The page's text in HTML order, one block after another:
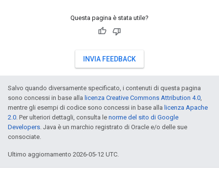
Questa pagina è stata utile?
INVIA FEEDBACK
Salvo quando diversamente specificato, i contenuti di questa pagina
sono concessi in base alla licenza Creative Commons Attribution 4.0,
mentre gli esempi di codice sono concessi in base alla licenza Apache
2.0. Per ulteriori dettagli, consulta le norme del sito di Google
Developers. Java è un marchio registrato di Oracle e/o delle sue
consociate.
Ultimo aggiornamento 2026-05-12 UTC.